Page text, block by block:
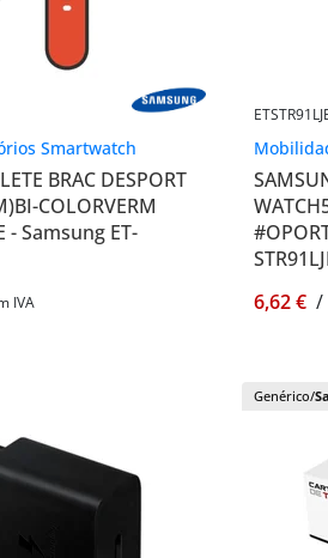
Smartwatch
BRAC DESPORT
COLORVERM
- Samsung ET-
IVA
6,62 € /
Genérico/